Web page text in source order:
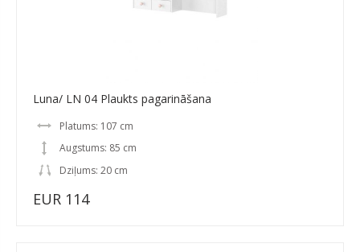
Luna/ LN 04 Plaukts pagarināšana
Platums: 107 cm
Augstums: 85 cm
Dziļums: 20 cm
EUR 114